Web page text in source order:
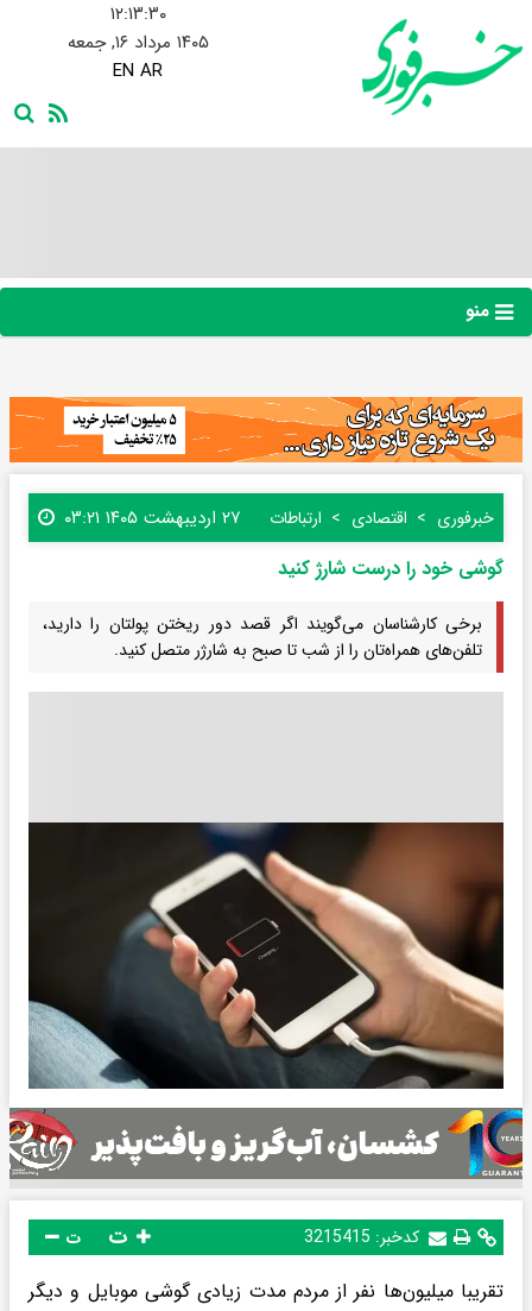
۱۲:۱۳:۳۱
۱۴۰۵ مرداد ۱۶, جمعه
EN AR
منو
خبرفوری اقتصادی ارتباطات ۲۷ اردیبهشت ۱۴۰۵ ۰۳:۲۱
گوشی خود را درست شارژ کنید
برخی کارشناسان می‌گویند اگر قصد دور ریختن پولتان را دارید،
تلفن‌های همراه‌تان را از شب تا صبح به شارژر متصل کنید.
کدخبر: 3215415 ت
تقریبا میلیون‌ها نفر از مردم مدت زیادی گوشی موبایل و دیگر